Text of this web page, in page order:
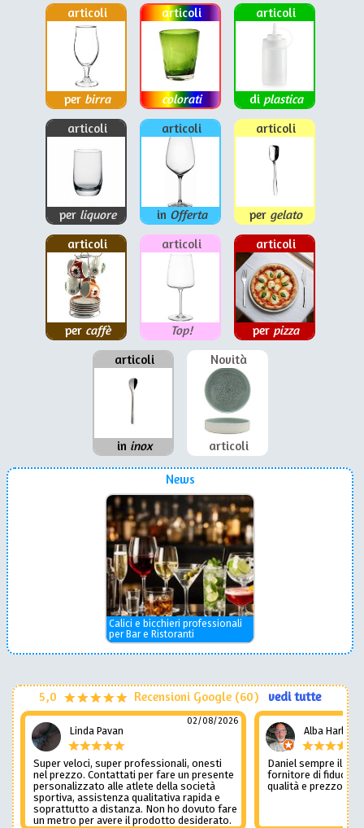
articoli
per birra
articoli
colorati
articoli
di plastica
articoli
per liquore
articoli
in Offerta
articoli
per gelato
articoli
per caffè
articoli
Top!
articoli
per pizza
articoli
in inox
Novità
articoli
News
Calici e bicchieri professionali
per Bar e Ristoranti
5,0 Recensioni Google (60) vedi tutte
Linda Pavan
02/08/2026
Super veloci, super professionali, onesti
nel prezzo. Contattati per fare un presente
personalizzato alle atlete della società
sportiva, assistenza qualitativa rapida e
soprattutto a distanza. Non ho dovuto fare
un metro per avere il prodotto desiderato.
Alba Harley
Daniel sempre il
fornitore di fiducia
qualità e prezzo